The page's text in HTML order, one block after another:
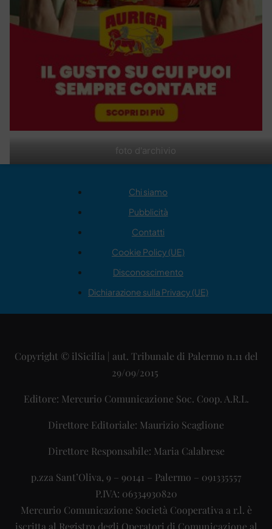
foto d'archivio
Chi siamo
Pubblicità
Contatti
Cookie Policy (UE)
Disconoscimento
Dichiarazione sulla Privacy (UE)
Copyright © ilSicilia | aut. Tribunale di Palermo n.11 del
29/09/2015
Editore: Mercurio Comunicazione Soc. Coop. A.R.L.
Direttore Editoriale: Maurizio Scaglione
Direttore Responsabile: Maria Calabrese
p.zza Sant’Oliva, 9 – 90141 – Palermo – 091335557
P.IVA: 06334930820
Mercurio Comunicazione Società Cooperativa a r.l. è